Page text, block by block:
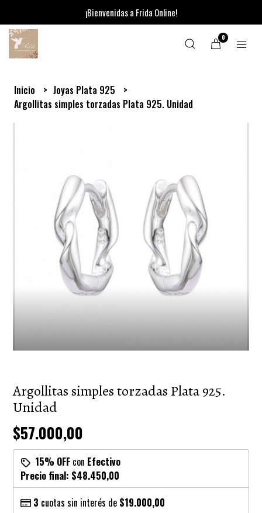
¡Bienvenidas a Frida Online!
0
Inicio
Joyas Plata 925
Argollitas simples torzadas Plata 925. Unidad
Argollitas simples torzadas Plata 925.
Unidad
$57.000,00
15% OFF con Efectivo
Precio final: $48.450,00
3 cuotas sin interés de $19.000,00